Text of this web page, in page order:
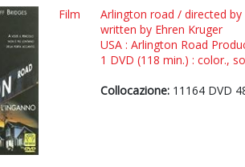
Film
Arlington road / directed
written by Ehren Kruger
USA : Arlington Road
1 DVD (118 min.) : color.,
Collocazione: 11164 DVD